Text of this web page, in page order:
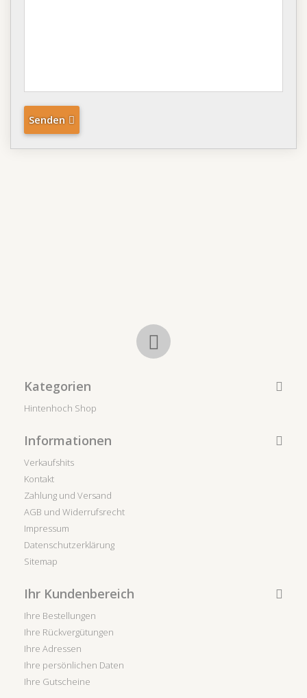
Senden
Kategorien
Hintenhoch Shop
Informationen
Verkaufshits
Kontakt
Zahlung und Versand
AGB und Widerrufsrecht
Impressum
Datenschutzerklärung
Sitemap
Ihr Kundenbereich
Ihre Bestellungen
Ihre Rückvergütungen
Ihre Adressen
Ihre persönlichen Daten
Ihre Gutscheine